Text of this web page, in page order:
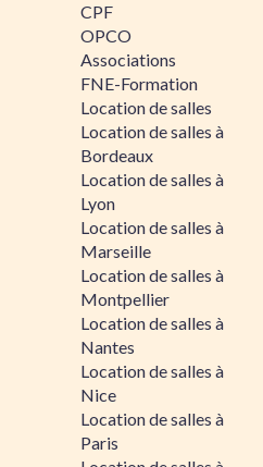
CPF
OPCO
Associations
FNE-Formation
Location de salles
Location de salles à
Bordeaux
Location de salles à
Lyon
Location de salles à
Marseille
Location de salles à
Montpellier
Location de salles à
Nantes
Location de salles à
Nice
Location de salles à
Paris